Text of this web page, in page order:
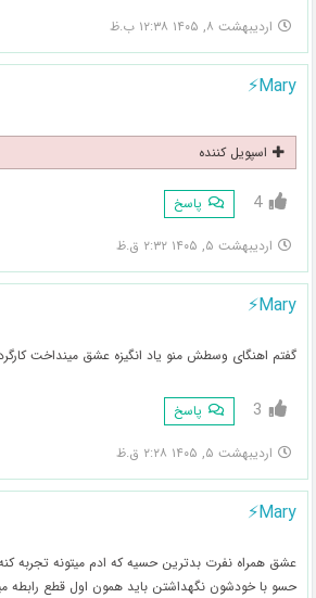
اردیبهشت ۸, ۱۴۰۵ ۱۲:۳۸ ب.ظ
Mary⚡️
اسپویل کننده
4 پاسخ
اردیبهشت ۵, ۱۴۰۵ ۲:۳۲ ق.ظ
Mary⚡️
گفتم اهنگای وسطش منو یاد انگیزه عشق مینداخت
3 پاسخ
اردیبهشت ۵, ۱۴۰۵ ۲:۲۸ ق.ظ
Mary⚡️
عشق همراه نفرت بدترین حسیه که ادم میتونه تجربه
حسو با خودشون نگهداشتن باید همون اول قطع رابطه